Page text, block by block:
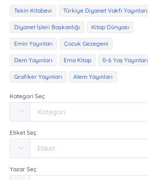
Tekin Kitabevi Türkiye Diyanet Vakfı Yayınları
Diyanet İşleri Başkanlığı Kitap Dünyası
Emin Yayınları Çocuk Gezegeni
Dem Yayınları Ema Kitap 0-6 Yaş Yayınları
Grafiker Yayınları Alem Yayınları
Kategori Seç
Etiket Seç
Yazar Seç